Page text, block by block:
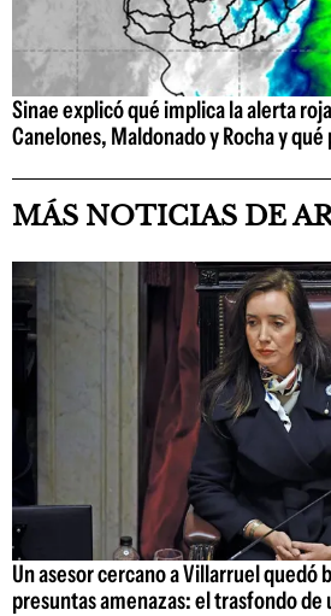
Sinae explicó qué implica la alerta
Canelones, Maldonado y Rocha y qué
MÁS NOTICIAS DE
Un asesor cercano a Villarruel quedó
presuntas amenazas: el trasfondo de